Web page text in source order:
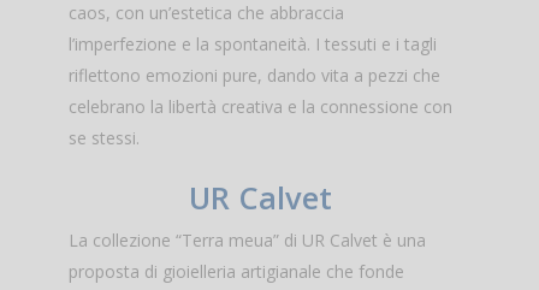
caos, con un’estetica che abbraccia
l’imperfezione e la spontaneità. I tessuti e i tagli
riflettono emozioni pure, dando vita a pezzi che
celebrano la libertà creativa e la connessione con
se stessi.
UR Calvet
La collezione “Terra meua” di UR Calvet è una
proposta di gioielleria artigianale che fonde